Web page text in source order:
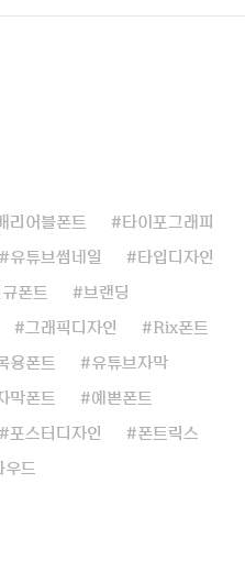
니
리어블폰트 타이포그래피
유튜브썸네일 타입디자인
규폰트 브랜딩
그래픽디자인 Rix폰트
용폰트 유튜브자막
막폰트 예쁜폰트
포스터디자인 폰트릭스
우드